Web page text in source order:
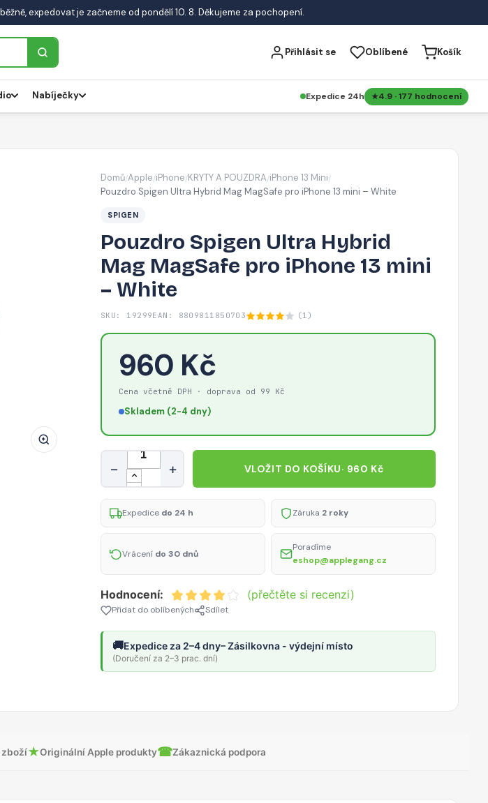
expedovat je začneme od pondělí 10. 8. Děkujeme za pochopení.
Přihlásit se Oblíbené Košík
Nabíječky Expedice 24h 4.9 · 177 hodnocení
Domů/Apple/iPhone/KRYTY A POUZDRA/iPhone 13 Mini/
Pouzdro Spigen Ultra Hybrid Mag MagSafe pro iPhone 13 mini – White
SPIGEN
Pouzdro Spigen Ultra Hybrid
Mag MagSafe pro iPhone 13 mini
– White
SKU: 19299EAN: 8809811850703 (1)
960 Kč
Cena včetně DPH · doprava od 99 Kč
Skladem (2-4 dny)
Množství
− + VLOŽIT DO KOŠÍKU· 960 Kč
Expedice do 24 h Záruka 2 roky
Vrácení do 30 dnů
Poradíme
eshop@applegang.cz
Hodnocení: (přečtěte si recenzi)
Přidat do oblíbených Sdílet
🚚Expedice za 2–4 dny– Zásilkovna - výdejní místo
(Doručení za 2–3 prac. dní)
zboží★Originální Apple produkty☎Zákaznická podpora